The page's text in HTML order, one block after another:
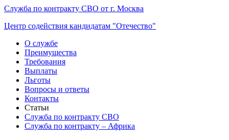
Служба по контракту СВО от г. Москва
Центр содействия кандидатам "Отечество"
О службе
Преимущества
Требования
Выплаты
Льготы
Вопросы и ответы
Контакты
Статьи
Служба по контракту СВО
Служба по контракту – Африка